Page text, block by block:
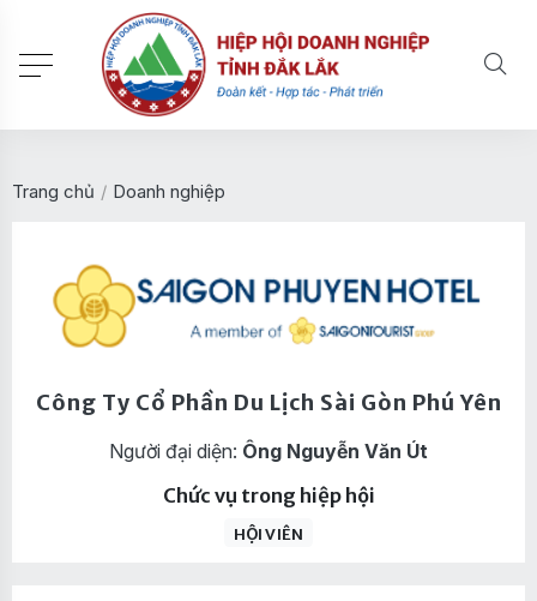
Trang chủ / Doanh nghiệp
Công Ty Cổ Phần Du Lịch Sài Gòn Phú Yên
Người đại diện: Ông Nguyễn Văn Út
Chức vụ trong hiệp hội
HỘI VIÊN